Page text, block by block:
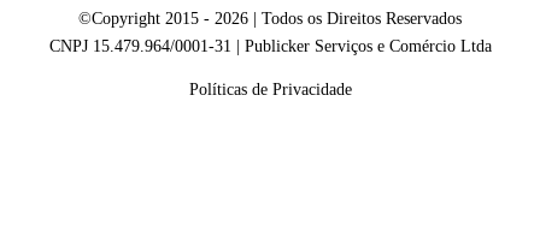
©Copyright 2015 - 2026 | Todos os Direitos Reservados
CNPJ 15.479.964/0001-31 | Publicker Serviços e Comércio Ltda
Políticas de Privacidade